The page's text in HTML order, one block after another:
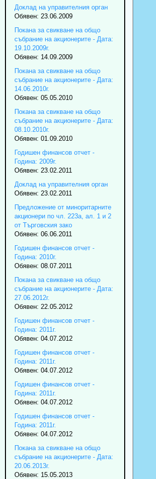
Доклад на управителния орган
Обявен: 23.06.2009
Покана за свикване на общо
събрание на акционерите - Дата:
19.10.2009г.
Обявен: 14.09.2009
Покана за свикване на общо
събрание на акционерите - Дата:
14.06.2010г.
Обявен: 05.05.2010
Покана за свикване на общо
събрание на акционерите - Дата:
08.10.2010г.
Обявен: 01.09.2010
Годишен финансов отчет -
Година: 2009г.
Обявен: 23.02.2011
Доклад на управителния орган
Обявен: 23.02.2011
Предложение от миноритарните
акционери по чл. 223а, ал. 1 и 2
от Търговския зако
Обявен: 06.06.2011
Годишен финансов отчет -
Година: 2010г.
Обявен: 08.07.2011
Покана за свикване на общо
събрание на акционерите - Дата:
27.06.2012г.
Обявен: 22.05.2012
Годишен финансов отчет -
Година: 2011г.
Обявен: 04.07.2012
Годишен финансов отчет -
Година: 2011г.
Обявен: 04.07.2012
Годишен финансов отчет -
Година: 2011г.
Обявен: 04.07.2012
Годишен финансов отчет -
Година: 2011г.
Обявен: 04.07.2012
Покана за свикване на общо
събрание на акционерите - Дата:
20.06.2013г.
Обявен: 15.05.2013